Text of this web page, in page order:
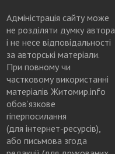
Адміністрація сайту може
не розділяти думку автора
і не несе відповідальності
за авторські матеріали.
При повному чи
частковому використанні
матеріалів Житомир.info
обов’язкове
гіперпосилання
(для інтернет-ресурсів),
або письмова згода